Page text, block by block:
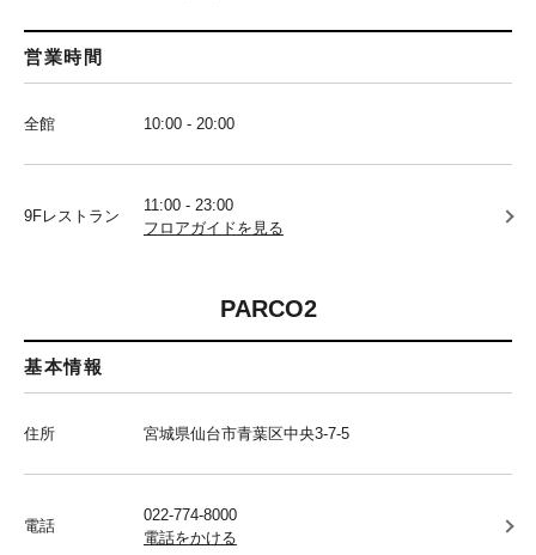
営業時間
全館 10:00 - 20:00
9Fレストラン
11:00 - 23:00
フロアガイドを見る
PARCO2
基本情報
住所 宮城県仙台市青葉区中央3-7-5
電話
022-774-8000
電話をかける